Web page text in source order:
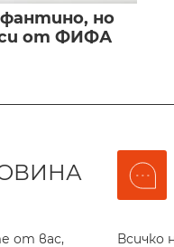
но
си от ФИФА
от вас,
Всичко